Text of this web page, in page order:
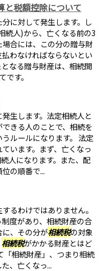
と税額控除について
に対して発生します。し
続人)から、亡くなる前の3
合には、この分の贈与財
わなければならないとい
なる贈与財産は、相続開
す。
生します。法定相続人と
きる人のことで、相続を
ルールになります。 法定
います。まず、亡くなっ
人になります。また、配
の順番で...
るわけではありません。
度があり、相続財産の合
、その分が相続税の対象
相続税がかかる財産とはど
「相続財産」、つまり相続
、亡くなっ...